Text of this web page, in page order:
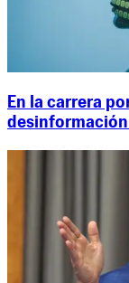
En la carrera
desinformación